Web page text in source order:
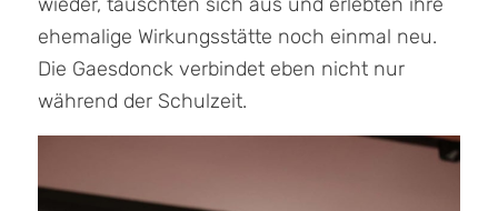
ehemalige Wirkungsstätte noch einmal neu.
Die Gaesdonck verbindet eben nicht nur
während der Schulzeit.